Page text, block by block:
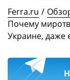
Ferra.ru /
Почему
Украине, даже